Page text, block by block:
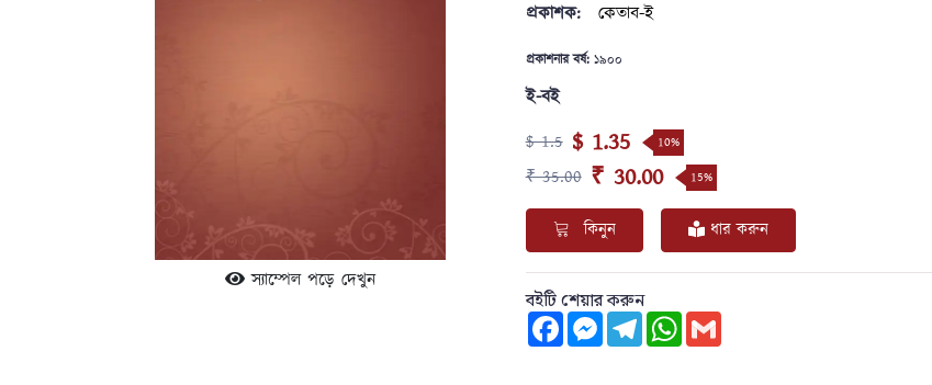
স্যাম্পেল পড়ে দেখুন
প্রকাশক:
কেতাব-ই
প্রকাশনার বর্ষ:১৯০০
ই-বই
$ 1.5 $ 1.35 10%
₹ 35.00 ₹ 30.00 15%
কিনুন ধার করুন
বইটি শেয়ার করুন
FacebookMessenger
TelegramWhatsApp
Gmail